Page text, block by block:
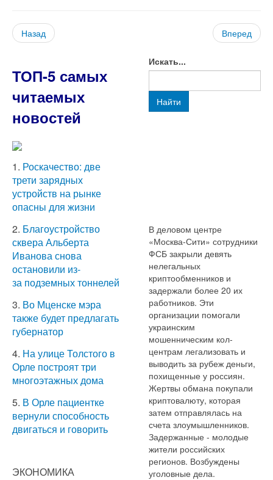
Назад Вперед
ТОП-5 самых
читаемых
новостей
1. Роскачество: две
трети зарядных
устройств на рынке
опасны для жизни
2. Благоустройство
сквера Альберта
Иванова снова
остановили из-
за подземных тоннелей
3. Во Мценске мэра
также будет предлагать
губернатор
4. На улице Толстого в
Орле построят три
многоэтажных дома
5. В Орле пациентке
вернули способность
двигаться и говорить
ЭКОНОМИКА
Искать...
Найти
В деловом центре
«Москва-Сити» сотрудники
ФСБ закрыли девять
нелегальных
криптообменников и
задержали более 20 их
работников. Эти
организации помогали
украинским
мошенническим кол-
центрам легализовать и
выводить за рубеж деньги,
похищенные у россиян.
Жертвы обмана покупали
криптовалюту, которая
затем отправлялась на
счета злоумышленников.
Задержанные - молодые
жители российских
регионов. Возбуждены
уголовные дела.